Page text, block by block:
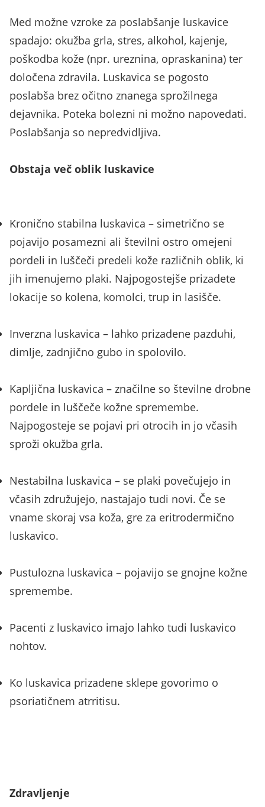
Med možne vzroke za poslabšanje luskavice
spadajo: okužba grla, stres, alkohol, kajenje,
poškodba kože (npr. ureznina, opraskanina) ter
določena zdravila. Luskavica se pogosto
poslabša brez očitno znanega sprožilnega
dejavnika. Poteka bolezni ni možno napovedati.
Poslabšanja so nepredvidljiva.
Obstaja več oblik luskavice
Kronično stabilna luskavica – simetrično se
pojavijo posamezni ali številni ostro omejeni
pordeli in luščeči predeli kože različnih oblik, ki
jih imenujemo plaki. Najpogostejše prizadete
lokacije so kolena, komolci, trup in lasišče.
Inverzna luskavica – lahko prizadene pazduhi,
dimlje, zadnjično gubo in spolovilo.
Kapljična luskavica – značilne so številne drobne
pordele in luščeče kožne spremembe.
Najpogosteje se pojavi pri otrocih in jo včasih
sproži okužba grla.
Nestabilna luskavica – se plaki povečujejo in
včasih združujejo, nastajajo tudi novi. Če se
vname skoraj vsa koža, gre za eritrodermično
luskavico.
Pustulozna luskavica – pojavijo se gnojne kožne
spremembe.
Pacenti z luskavico imajo lahko tudi luskavico
nohtov.
Ko luskavica prizadene sklepe govorimo o
psoriatičnem atrritisu.
Zdravljenje